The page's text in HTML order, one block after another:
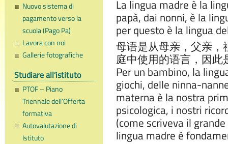
Nuovo sistema di
pagamento verso la
scuola (Pago Pa)
Lavora con noi
Gallerie fotografiche
Studiare all’istituto
PTOF – Piano
Triennale dell’Offerta
formativa
Autovalutazione di
Istituto
La lingua madre è la
papà, dai nonni, è la
per questo è la lingua
母语是从母亲，父亲
庭中使用的语言，因
Per un bambino, la
giochi, delle ninna-
materna è la nostra
psicologica, i nostri
(come scriveva il
lingua madre è